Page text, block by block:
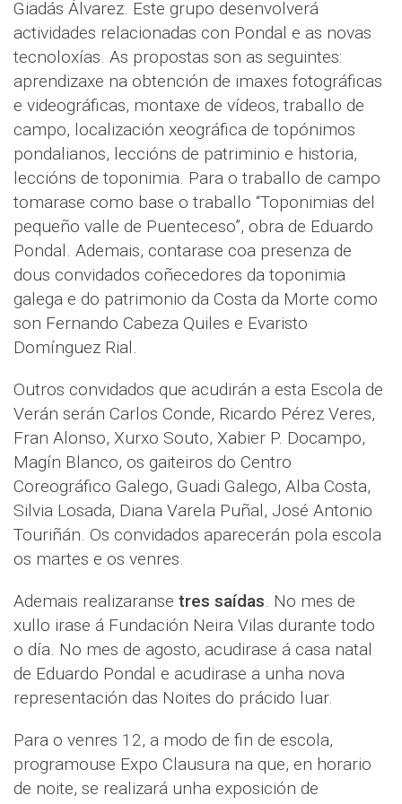
Giadás Álvarez. Este grupo desenvolverá
actividades relacionadas con Pondal e as novas
tecnoloxías. As propostas son as seguintes:
aprendizaxe na obtención de imaxes fotográficas
e videográficas, montaxe de vídeos, traballo de
campo, localización xeográfica de topónimos
pondalianos, leccións de patriminio e historia,
leccións de toponimia. Para o traballo de campo
tomarase como base o traballo “Toponimias del
pequeño valle de Puenteceso”, obra de Eduardo
Pondal. Ademais, contarase coa presenza de
dous convidados coñecedores da toponimia
galega e do patrimonio da Costa da Morte como
son Fernando Cabeza Quiles e Evaristo
Domínguez Rial.
Outros convidados que acudirán a esta Escola de
Verán serán Carlos Conde, Ricardo Pérez Veres,
Fran Alonso, Xurxo Souto, Xabier P. Docampo,
Magín Blanco, os gaiteiros do Centro
Coreográfico Galego, Guadi Galego, Alba Costa,
Silvia Losada, Diana Varela Puñal, José Antonio
Touriñán. Os convidados aparecerán pola escola
os martes e os venres.
Ademais realizaranse tres saídas. No mes de
xullo irase á Fundación Neira Vilas durante todo
o día. No mes de agosto, acudirase á casa natal
de Eduardo Pondal e acudirase a unha nova
representación das Noites do prácido luar.
Para o venres 12, a modo de fin de escola,
programouse Expo Clausura na que, en horario
de noite, se realizará unha exposición de